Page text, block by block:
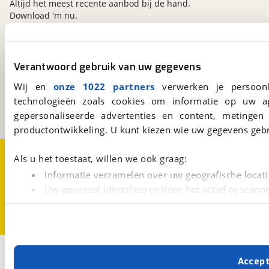
Verantwoord gebruik van uw gegevens
Wij en onze 1022 partners verwerken je
technologieën zoals cookies om informatie op
gepersonaliseerde advertenties en content,
productontwikkeling. U kunt kiezen wie uw gegevens
Als u het toestaat, willen we ook graag:
Informatie verzamelen over uw geografische
Uw apparaat identificeren door het actief te
Lees meer over hoe uw persoonlijke gegevens worden
Met cookies en vergelijkbare technieken zorgen we
cookies zorgen ervoor dat de website goed werkt.
viaBOVAG.nl
3981 AJ
Bunnik
Een initiatief van
BOVAG
Altijd het meest recente aanbod bij de hand.
Download 'm nu.
CookievoorkeurenVacatures